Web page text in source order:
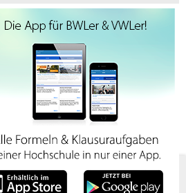
verwendet Cookies. Indem